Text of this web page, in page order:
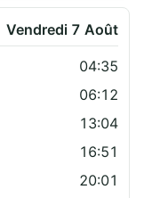
Vendredi 7 Août
04:35
06:12
13:04
16:51
20:01